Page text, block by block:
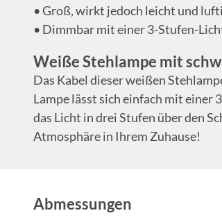
• Groß, wirkt jedoch leicht und
• Dimmbar mit einer 3-Stufen-
Weiße Stehlampe mit
Das Kabel dieser weißen
Lampe lässt sich einfach mit einer
das Licht in drei Stufen über den
Atmosphäre in Ihrem Zuhause!
Abmessungen